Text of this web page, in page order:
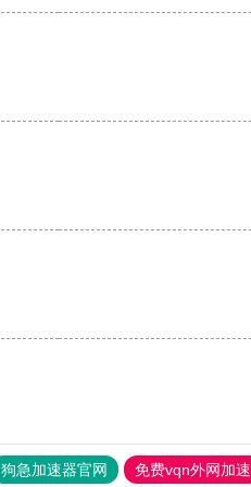
狗急加速器官网 免费vqn外网加速